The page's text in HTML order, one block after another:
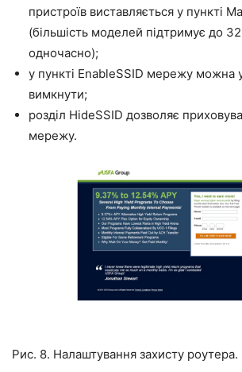
пристроїв виставляється у пункті
(більшість моделей підтримує до
одночасно);
у пункті EnableSSID мережу можна
вимкнути;
розділ HideSSID дозволяє
мережу.
Рис. 8. Налаштування захисту роутера.